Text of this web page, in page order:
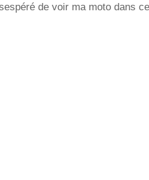
de voir ma moto dans